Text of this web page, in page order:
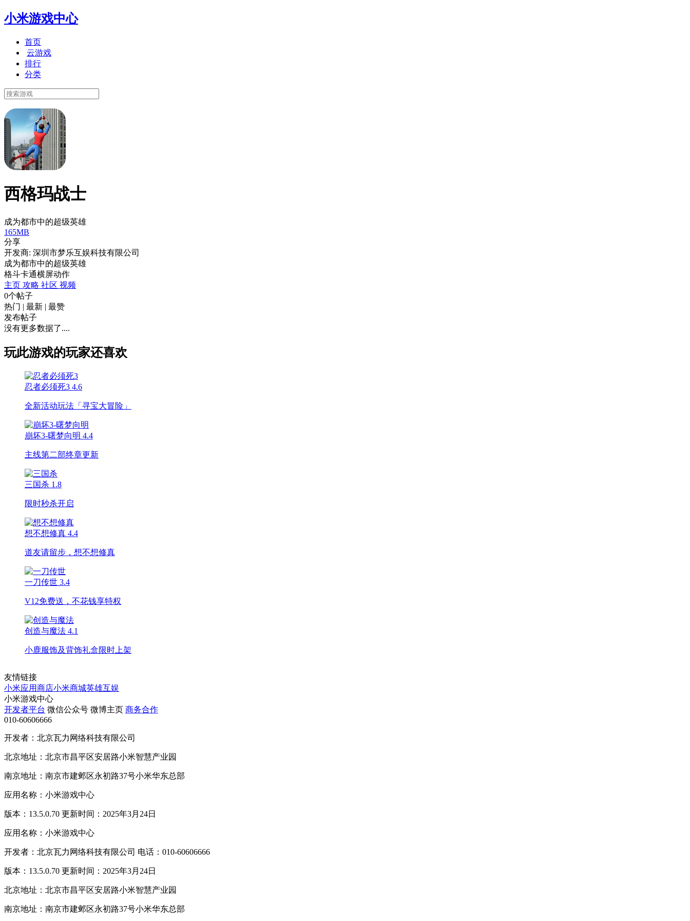
小米游戏中心
首页
云游戏
排行
分类
西格玛战士
成为都市中的超级英雄
165MB
分享
开发商: 深圳市梦乐互娱科技有限公司
成为都市中的超级英雄
格斗卡通横屏动作
主页 攻略 社区 视频
0个帖子
热门 | 最新 | 最赞
发布帖子
没有更多数据了....
玩此游戏的玩家还喜欢
忍者必须死3 4.6
全新活动玩法「寻宝大冒险」
崩坏3-曙梦向明 4.4
主线第二部终章更新
三国杀 1.8
限时秒杀开启
想不想修真 4.4
道友请留步，想不想修真
一刀传世 3.4
V12免费送，不花钱享特权
创造与魔法 4.1
小鹿服饰及背饰礼盒限时上架
友情链接
小米应用商店小米商城英雄互娱
小米游戏中心
开发者平台 微信公众号 微博主页 商务合作
010-60606666
开发者：北京瓦力网络科技有限公司
北京地址：北京市昌平区安居路小米智慧产业园
南京地址：南京市建邺区永初路37号小米华东总部
应用名称：小米游戏中心
版本：13.5.0.70 更新时间：2025年3月24日
应用名称：小米游戏中心
开发者：北京瓦力网络科技有限公司 电话：010-60606666
版本：13.5.0.70 更新时间：2025年3月24日
北京地址：北京市昌平区安居路小米智慧产业园
南京地址：南京市建邺区永初路37号小米华东总部